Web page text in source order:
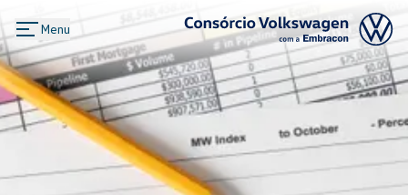
Menu
Logo Consórcio Volkswagen com